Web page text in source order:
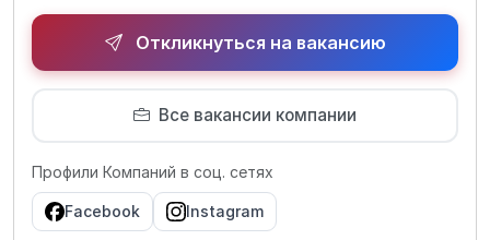
Откликнуться на вакансию
Все вакансии компании
Профили Компаний в соц. сетях
Facebook Instagram